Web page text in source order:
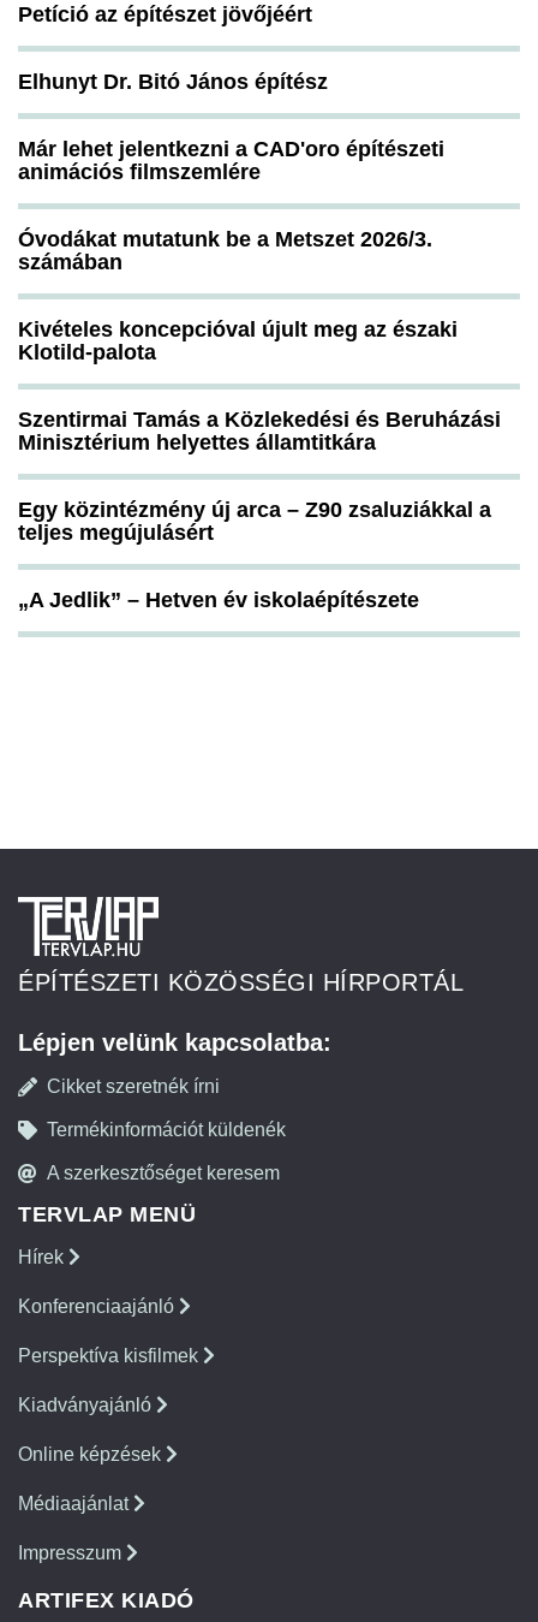
Petíció az építészet jövőjéért
Elhunyt Dr. Bitó János építész
Már lehet jelentkezni a CAD'oro építészeti
animációs filmszemlére
Óvodákat mutatunk be a Metszet 2026/3.
számában
Kivételes koncepcióval újult meg az északi
Klotild-palota
Szentirmai Tamás a Közlekedési és Beruházási
Minisztérium helyettes államtitkára
Egy közintézmény új arca – Z90 zsaluziákkal a
teljes megújulásért
„A Jedlik” – Hetven év iskolaépítészete
ÉPÍTÉSZETI KÖZÖSSÉGI HÍRPORTÁL
Lépjen velünk kapcsolatba:
Cikket szeretnék írni
Termékinformációt küldenék
A szerkesztőséget keresem
TERVLAP MENÜ
Hírek
Konferenciaajánló
Perspektíva kisfilmek
Kiadványajánló
Online képzések
Médiaajánlat
Impresszum
ARTIFEX KIADÓ